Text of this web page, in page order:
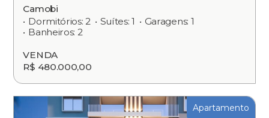
Camobi
Dormitórios: 2
Suítes: 1
Garagens: 1
Banheiros: 2
VENDA
R$ 480.000,00
Apartamento